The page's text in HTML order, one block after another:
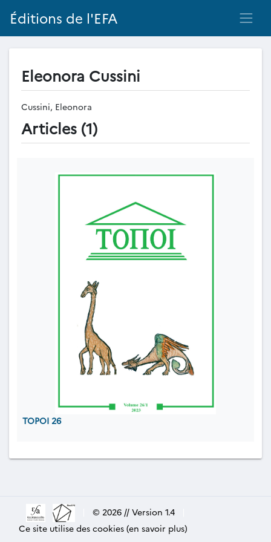
Éditions de l'EFA
Eleonora Cussini
Cussini, Eleonora
Articles (1)
TOPOI 26
© 2026 // Version 1.4
Ce site utilise des cookies (en savoir plus)